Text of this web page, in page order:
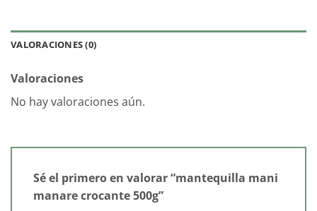
VALORACIONES (0)
Valoraciones
No hay valoraciones aún.
Sé el primero en valorar “mantequilla mani
manare crocante 500g”